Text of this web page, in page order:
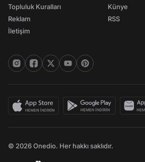
Topluluk Kuralları
Reklam
İletişim
Künye
RSS
© 2026 Onedio. Her hakkı saklıdır.